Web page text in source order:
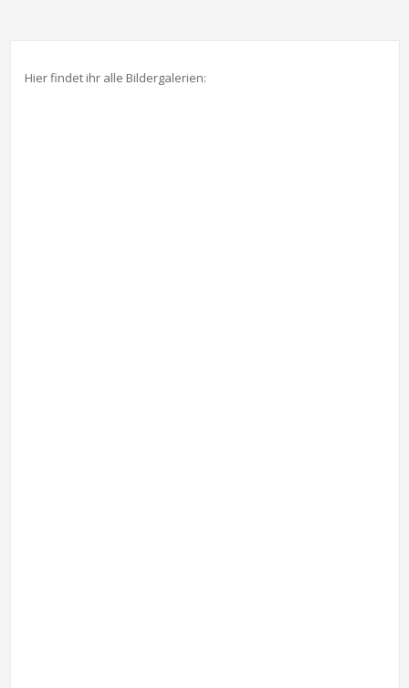
Hier findet ihr alle Bildergalerien: